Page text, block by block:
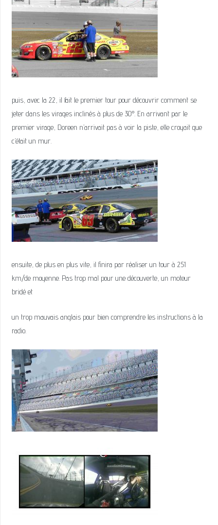
puis, avec la 22, il fait le premier tour pour découvrir comment se
jeter dans les virages inclinés à plus de 30°. En arrivant par le
premier virage, Doreen n’arrivait pas à voir la piste, elle croyait que
c’était un mur.
ensuite, de plus en plus vite, il finira par réaliser un tour à 251
km/de moyenne. Pas trop mal pour une découverte, un moteur
bridé et
un trop mauvais anglais pour bien comprendre les instructions à la
radio.